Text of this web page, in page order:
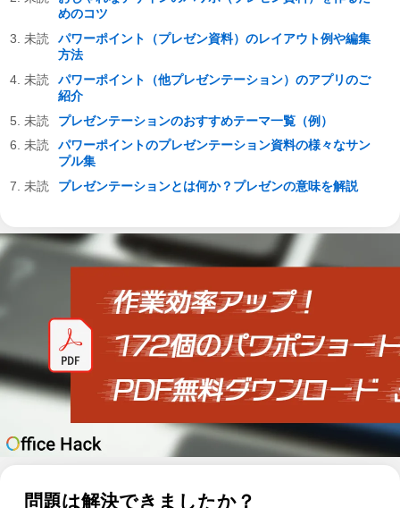
めのコツ
パワーポイント（プレゼン資料）のレイアウト例や編集
方法
パワーポイント（他プレゼンテーション）のアプリのご
紹介
プレゼンテーションのおすすめテーマ一覧（例）
パワーポイントのプレゼンテーション資料の様々なサン
プル集
プレゼンテーションとは何か？プレゼンの意味を解説
問題は解決できましたか？